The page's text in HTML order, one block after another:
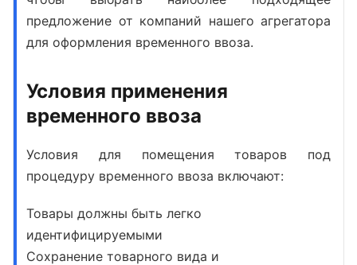
предложение от компаний нашего агрегатора
для оформления временного ввоза.
Условия применения
временного ввоза
Условия для помещения товаров под
процедуру временного ввоза включают:
Товары должны быть легко
идентифицируемыми
Сохранение товарного вида и